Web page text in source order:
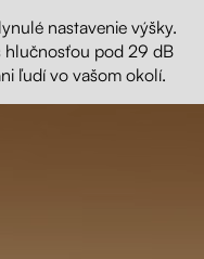
nastavenie výšky.
hlučnosťou pod 29 dB
ľudí vo vašom okolí.